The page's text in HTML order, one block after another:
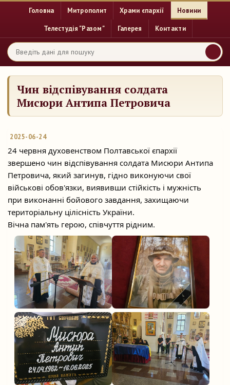
Головна Митрополит Храми єпархії Новини
Телестудія "Разом" Галерея Контакти
Чин відспівування солдата
Мисюри Антипа Петровича
2025-06-24
24 червня духовенством Полтавської єпархії
звершено чин відспівування солдата Мисюри Антипа
Петровича, який загинув, гідно виконуючи свої
військові обов'язки, виявивши стійкість і мужність
при виконанні бойового завдання, захищаючи
територіальну цілісність України.
Вічна пам'ять герою, співчуття рідним.